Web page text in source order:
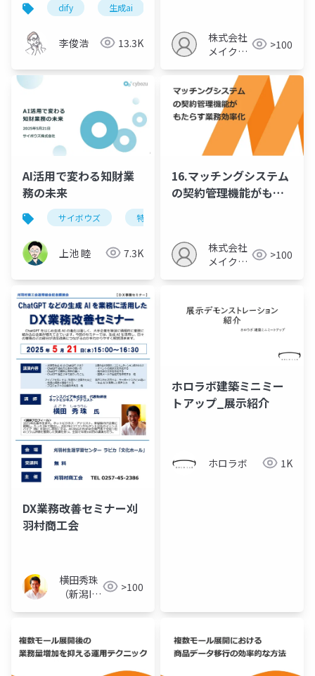
dify 生成ai
李俊浩 13.3K
株式会社
メイクア
>100
AI活用で変わる知財業
務の未来
サイボウズ 特許
上池 睦 7.3K
16.マッチングシステム
の契約管理機能がもた
株式会社
メイクア
>100
DX業務改善セミナー刈
羽村商工会
横田秀珠
（新潟IT
>100
ホロラボ建築ミニミー
トアップ_展示紹介
ホロラボ 1K